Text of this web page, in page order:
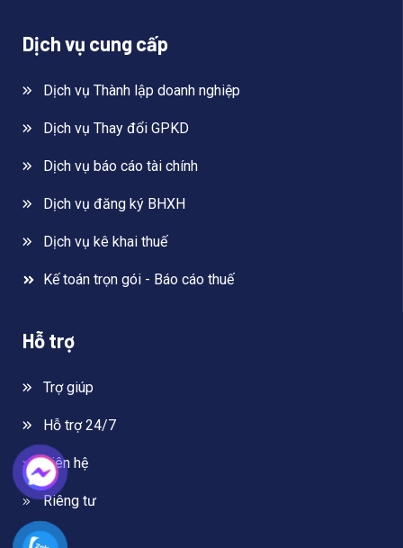
Dịch vụ cung cấp
Dịch vụ Thành lập doanh nghiệp
Dịch vụ Thay đổi GPKD
Dịch vụ báo cáo tài chính
Dịch vụ đăng ký BHXH
Dịch vụ kê khai thuế
Kế toán trọn gói - Báo cáo thuế
Hỗ trợ
Trợ giúp
Hỗ trợ 24/7
Liên hệ
Riêng tư